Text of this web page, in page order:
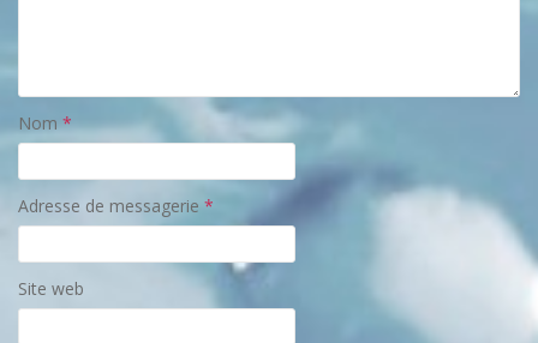
Nom *
Adresse de messagerie *
Site web